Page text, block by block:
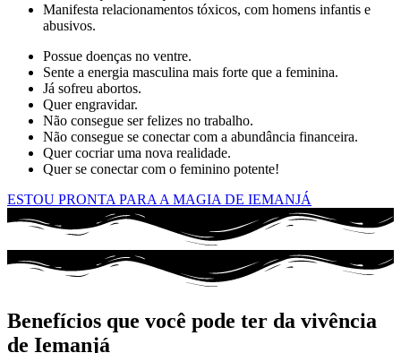
Manifesta relacionamentos tóxicos, com homens infantis e
abusivos.
Possue doenças no ventre.
Sente a energia masculina mais forte que a feminina.
Já sofreu abortos.
Quer engravidar.
Não consegue ser felizes no trabalho.
Não consegue se conectar com a abundância financeira.
Quer cocriar uma nova realidade.
Quer se conectar com o feminino potente!
ESTOU PRONTA PARA A MAGIA DE IEMANJÁ
Benefícios que você pode ter da vivência
de Iemanjá